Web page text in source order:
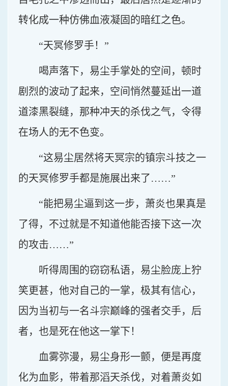
转化成一种仿佛血液凝固的暗红之色。
“天冥修罗手！”
喝声落下，易尘手掌处的空间，顿时
剧烈的波动了起来，空间悄然蔓延出一道
道漆黑裂缝，那种冲天的杀伐之气，令得
在场人的无不色变。
“这易尘居然将天冥宗的镇宗斗技之一
的天冥修罗手都是施展出来了……”
“能把易尘逼到这一步，萧炎也果真是
了得，不过就是不知道他能否接下这一次
的攻击……”
听得周围的窃窃私语，易尘脸庞上狞
笑更甚，他对自己的一掌，极其有信心，
因为当初与一名斗宗巅峰的强者交手，后
者，也是死在他这一掌下！
血雾弥漫，易尘身形一颤，便是再度
化为血影，带着那滔天杀伐，对着萧炎如